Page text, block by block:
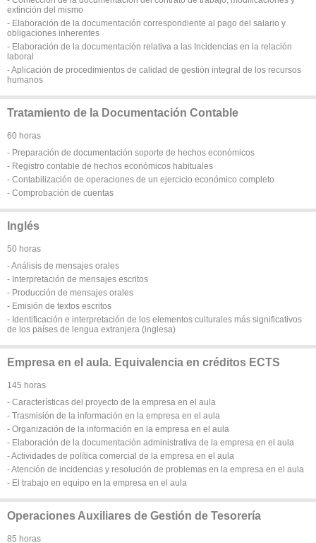
extinción del mismo
- Elaboración de la documentación correspondiente al pago del salario y
obligaciones inherentes
- Elaboración de la documentación relativa a las Incidencias en la relación
laboral
- Aplicación de procedimientos de calidad de gestión integral de los recursos
humanos
Tratamiento de la Documentación Contable
60 horas
- Preparación de documentación soporte de hechos económicos
- Registro contable de hechos económicos habituales
- Contabilización de operaciones de un ejercicio económico completo
- Comprobación de cuentas
Inglés
50 horas
- Análisis de mensajes orales
- Interpretación de mensajes escritos
- Producción de mensajes orales
- Emisión de textos escritos
- Identificación e interpretación de los elementos culturales más significativos
de los países de lengua extranjera (inglesa)
Empresa en el aula. Equivalencia en créditos ECTS
145 horas
- Características del proyecto de la empresa en el aula
- Trasmisión de la información en la empresa en el aula
- Organización de la información en la empresa en el aula
- Elaboración de la documentación administrativa de la empresa en el aula
- Actividades de política comercial de la empresa en el aula
- Atención de incidencias y resolución de problemas en la empresa en el aula
- El trabajo en equipo en la empresa en el aula
Operaciones Auxiliares de Gestión de Tesorería
85 horas